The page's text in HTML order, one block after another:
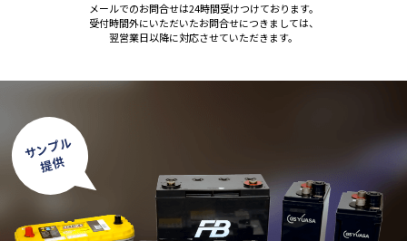
メールでのお問合せは24時間受けつけております。
受付時間外にいただいたお問合せにつきましては、
翌営業日以降に対応させていただきます。
サンプル
提供